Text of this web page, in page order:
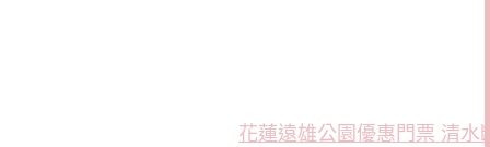
花蓮遠雄公園優惠門票 清水